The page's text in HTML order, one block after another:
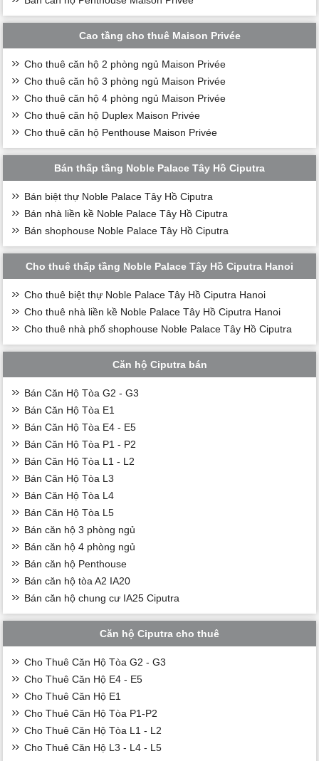
Cao tầng cho thuê Maison Privée
Cho thuê căn hộ 2 phòng ngủ Maison Privée
Cho thuê căn hộ 3 phòng ngủ Maison Privée
Cho thuê căn hộ 4 phòng ngủ Maison Privée
Cho thuê căn hộ Duplex Maison Privée
Cho thuê căn hộ Penthouse Maison Privée
Bán thấp tầng Noble Palace Tây Hồ Ciputra
Bán biệt thự Noble Palace Tây Hồ Ciputra
Bán nhà liền kề Noble Palace Tây Hồ Ciputra
Bán shophouse Noble Palace Tây Hồ Ciputra
Cho thuê thấp tầng Noble Palace Tây Hồ Ciputra Hanoi
Cho thuê biệt thự Noble Palace Tây Hồ Ciputra Hanoi
Cho thuê nhà liền kề Noble Palace Tây Hồ Ciputra Hanoi
Cho thuê nhà phố shophouse Noble Palace Tây Hồ Ciputra
Căn hộ Ciputra bán
Bán Căn Hộ Tòa G2 - G3
Bán Căn Hộ Tòa E1
Bán Căn Hộ Tòa E4 - E5
Bán Căn Hộ Tòa P1 - P2
Bán Căn Hộ Tòa L1 - L2
Bán Căn Hộ Tòa L3
Bán Căn Hộ Tòa L4
Bán Căn Hộ Tòa L5
Bán căn hộ 3 phòng ngủ
Bán căn hộ 4 phòng ngủ
Bán căn hộ Penthouse
Bán căn hộ tòa A2 IA20
Bán căn hộ chung cư IA25 Ciputra
Căn hộ Ciputra cho thuê
Cho Thuê Căn Hộ Tòa G2 - G3
Cho Thuê Căn Hộ E4 - E5
Cho Thuê Căn Hộ E1
Cho Thuê Căn Hộ Tòa P1-P2
Cho Thuê Căn Hộ Tòa L1 - L2
Cho Thuê Căn Hộ L3 - L4 - L5